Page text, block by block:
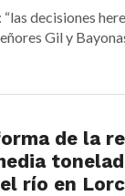
“las decisiones
Gil y
de la
río en